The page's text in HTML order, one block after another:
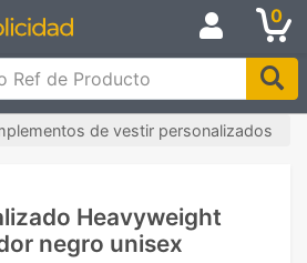
0
de Producto
de vestir personalizados
Heavyweight
negro unisex